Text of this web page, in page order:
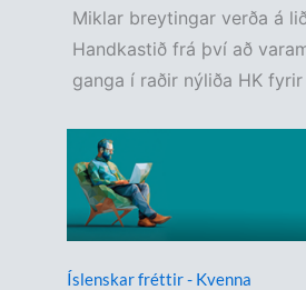
Miklar breytingar verða á
Handkastið frá því að
ganga í raðir nýliða HK
Íslenskar fréttir - Kvenna